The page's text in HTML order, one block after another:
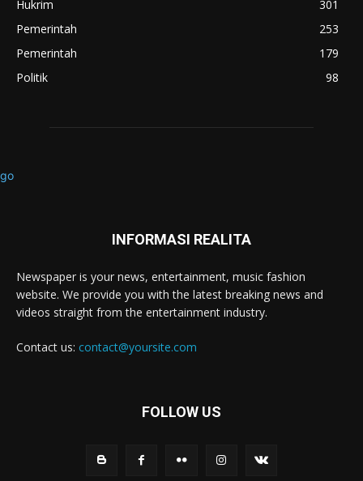
Hukrim
301
Pemerintah
253
Pemerintah
179
Politik
98
INFORMASI REALITA
Newspaper is your news, entertainment, music fashion
website. We provide you with the latest breaking news and
videos straight from the entertainment industry.
Contact us: contact@yoursite.com
FOLLOW US